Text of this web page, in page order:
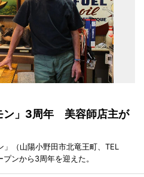
ン」3周年 美容師店主が
（山陽小野田市北竜王町、TEL
ンから3周年を迎えた。